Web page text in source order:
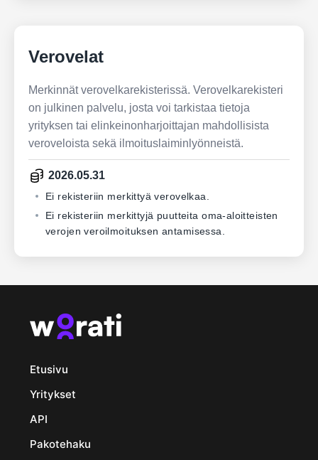
Verovelat
Merkinnät verovelkarekisterissä. Verovelkarekisteri
on julkinen palvelu, josta voi tarkistaa tietoja
yrityksen tai elinkeinonharjoittajan mahdollisista
veroveloista sekä ilmoituslaiminlyönneistä.
2026.05.31
Ei rekisteriin merkittyä verovelkaa.
Ei rekisteriin merkittyjä puutteita oma-aloitteisten
verojen veroilmoituksen antamisessa.
Etusivu
Yritykset
API
Pakotehaku